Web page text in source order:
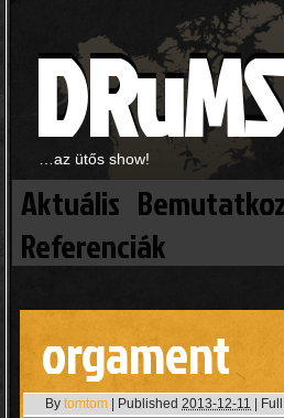
…az ütős show!
Aktuális
Referenciák
orgament
By tomtom Published 2013-12-11